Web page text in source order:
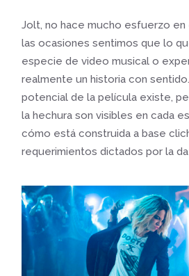
Jolt, no hace mucho esfuerzo en
las ocasiones sentimos que lo
especie de video musical o
realmente un historia con
potencial de la película existe,
la hechura son visibles en cada
cómo está construida a base
requerimientos dictados por la